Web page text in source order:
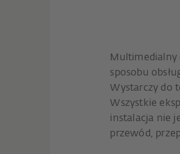
Multimedialny
sposobu
Wystarczy do
Wszystkie
instalacja nie
przewód,